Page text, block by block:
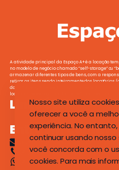
A atividade principal da Espaço A+ é a locação
no modelo de negócio chamado “self-storage” ou
armazenar diferentes tipos de bens, com a
retirar os itens sendo inteiramente dos locatários
da manutenção ou segurança dos itens
locadora de espaço, conforme definido pelo
Links Úteis
Início Sobre Nós
Entre em Contato
(41) 3079-1112
(41) 9 8901-2400
Nosso site utiliza
oferecer a você a
experiência. No entanto,
continuar usando nosso
você concorda com o
cookies. Para mais